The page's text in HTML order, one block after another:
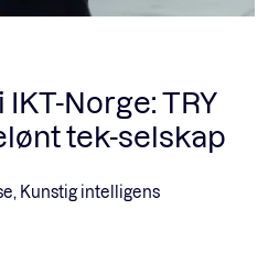
Norge: TRY
tek-selskap
Kunstig intelligens